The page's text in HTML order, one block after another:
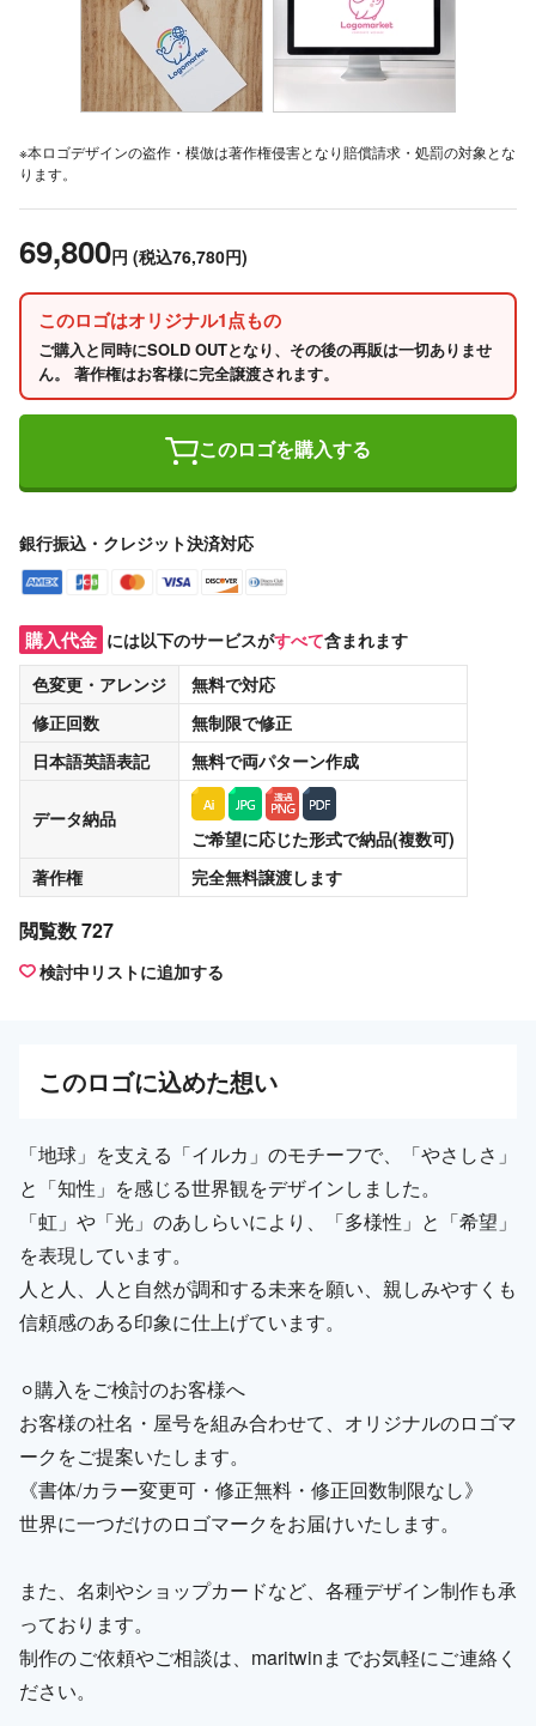
※本ロゴデザインの盗作・模倣は著作権侵害となり賠償請求・処罰の対象とな
ります。
69,800円 (税込76,780円)
このロゴはオリジナル1点もの
ご購入と同時にSOLD OUTとなり、その後の再販は一切ありませ
ん。 著作権はお客様に完全譲渡されます。
このロゴを購入する
銀行振込・クレジット決済対応
購入代金 には以下のサービスがすべて含まれます
色変更・アレンジ
無料で対応
修正回数
無制限で修正
日本語英語表記
無料で両パターン作成
データ納品
ご希望に応じた形式で納品(複数可)
著作権
完全無料譲渡します
閲覧数 727
検討中リストに追加する
このロゴに込めた想い
「地球」を支える「イルカ」のモチーフで、「やさしさ」
と「知性」を感じる世界観をデザインしました。
「虹」や「光」のあしらいにより、「多様性」と「希望」
を表現しています。
人と人、人と自然が調和する未来を願い、親しみやすくも
信頼感のある印象に仕上げています。
⚪︎購入をご検討のお客様へ
お客様の社名・屋号を組み合わせて、オリジナルのロゴマ
ークをご提案いたします。
《書体/カラー変更可・修正無料・修正回数制限なし》
世界に一つだけのロゴマークをお届けいたします。
また、名刺やショップカードなど、各種デザイン制作も承
っております。
制作のご依頼やご相談は、maritwinまでお気軽にご連絡く
ださい。